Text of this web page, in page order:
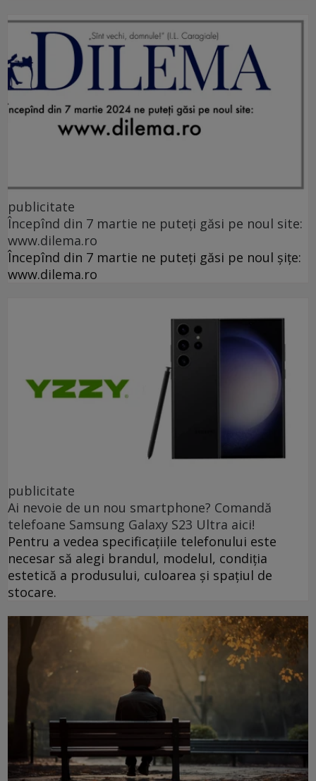
publicitate
Începînd din 7 martie ne puteți găsi pe noul site:
www.dilema.ro
Începînd din 7 martie ne puteți găsi pe noul șițe:
www.dilema.ro
publicitate
Ai nevoie de un nou smartphone? Comandă
telefoane Samsung Galaxy S23 Ultra aici!
Pentru a vedea specificațiile telefonului este
necesar să alegi brandul, modelul, condiția
estetică a produsului, culoarea și spațiul de
stocare.